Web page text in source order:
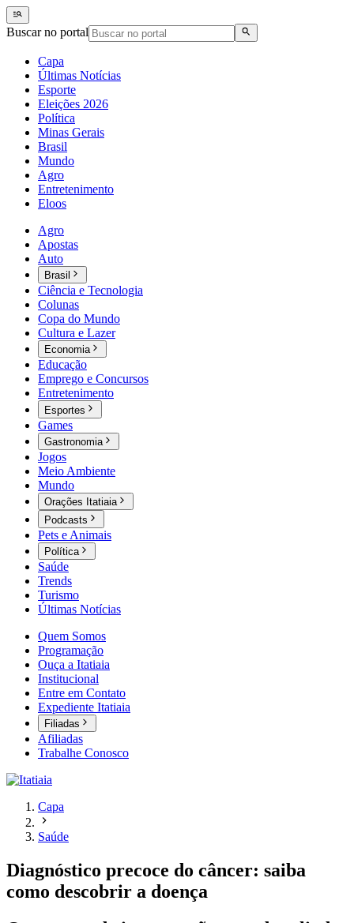
Buscar no portal
Capa
Últimas Notícias
Esporte
Eleições 2026
Política
Minas Gerais
Brasil
Mundo
Agro
Entretenimento
Eloos
Agro
Apostas
Auto
Brasil
Ciência e Tecnologia
Colunas
Copa do Mundo
Cultura e Lazer
Economia
Educação
Emprego e Concursos
Entretenimento
Esportes
Games
Gastronomia
Jogos
Meio Ambiente
Mundo
Orações Itatiaia
Podcasts
Pets e Animais
Política
Saúde
Trends
Turismo
Últimas Notícias
Quem Somos
Programação
Ouça a Itatiaia
Institucional
Entre em Contato
Expediente Itatiaia
Filiadas
Afiliadas
Trabalhe Conosco
Capa
Saúde
Diagnóstico precoce do câncer: saiba
como descobrir a doença